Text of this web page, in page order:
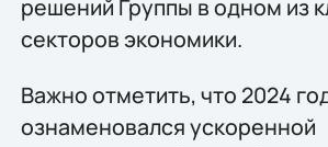
решений Группы в одном из
секторов экономики.
Важно отметить, что 2024
ознаменовался ускоренной